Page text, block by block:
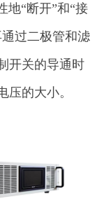
地“断开”和“接
过二极管和滤
开关的导通时
压的大小。